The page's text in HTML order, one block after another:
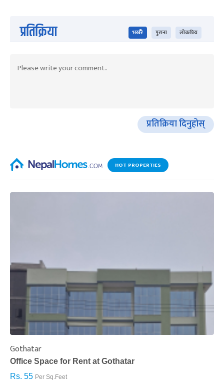
प्रतिक्रिया भर्खरै पुराना लोकप्रिय
प्रतिक्रिया दिनुहोस्
HOT PROPERTIES
Gothatar
Office Space for Rent at Gothatar
Rs. 55 Per Sq.Feet